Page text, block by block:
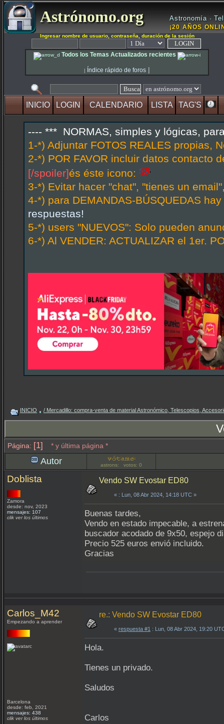
Astrónomo.org Astronomía ·
¡20 AÑOS
Ingresar nombre de usuario, contraseña, duración de la sesión
Todos los Temas Actualizados recientes
| Índice rápido de foros |
INICIO LOGIN CALENDARIO LISTA TAG'S
---- *** NORMAS, simples y lógicas,
1-*) Adjuntar FOTOS REALES propias,
2-*) POR FAVOR incluir datos contacto
[/spoiler]és éste icono:
3-*) Evitar hacer "chat", "tienes un
4-*) para DEMANDAS-BÚSQUEDAS
respuestas!
5-*) users "NUEVOS": Solo pueden
6-*) Al VENDER: ACTUALIZAR el 1er.
INICIO / Mercadillo: compra-venta de material Astronómico, Telescopios,
Página: [1] * y última página *
Autor astrons: votos: 0
Doblista
Zamora
desde: nov, 2023
mensajes: 107
clik ver los últimos
Vendo SW Evostar ED80
« : Lun, 08 Abr 2024, 14:18 UTC »
Buenas tardes,
Vendo en estado impecable, a
buscador acodado de 9x50, espejo
Precio 525 euros envió incluido.
Gracias
Carlos_M42
Empezando a aprender
Barcelona
desde: feb, 2021
mensajes: 438
clik ver los últimos
re.: Vendo SW Evostar ED80
« respuesta #1 : Lun, 08 Abr 2024, 19:20
Hola.
Tienes un privado.
Saludos
Carlos